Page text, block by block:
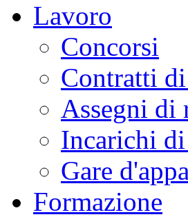
Lavoro
Concorsi
Contratti
Assegni di
Incarichi
Gare
Formazione